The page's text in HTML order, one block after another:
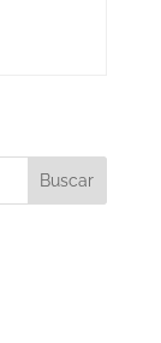
Buscar